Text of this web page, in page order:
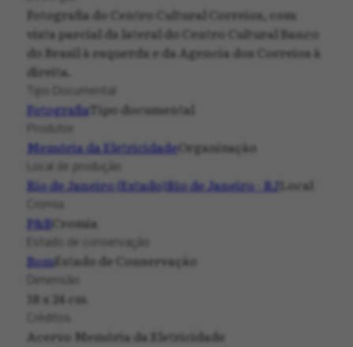
Fotografia do Centro Cultural Correios, com
vista parcial da lateral do Centro Cultural Banco
do Brasil à esquerda e da Agencia dos Correios à
direita.
Tipo Documental
FotografiaTipo documental
Produtor
Memória da EletricidadeOrganização
Local de produção
Rio de Janeiro (Estado)Rio de Janeiro - RJLocal
Cromia
P&BCromia
Estado de conservação
BomEstado de Conservação
Dimensão
18 x 24 cm
Créditos
Acervo Memória da Eletricidade